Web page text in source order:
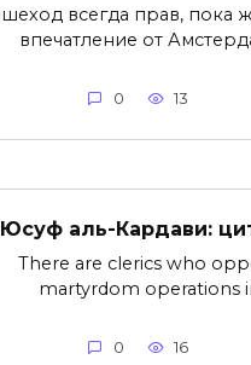
всегда прав, пока
впечатление от
0 13
Юсуф аль-Кардави:
There are clerics who
martyrdom operations
0 16